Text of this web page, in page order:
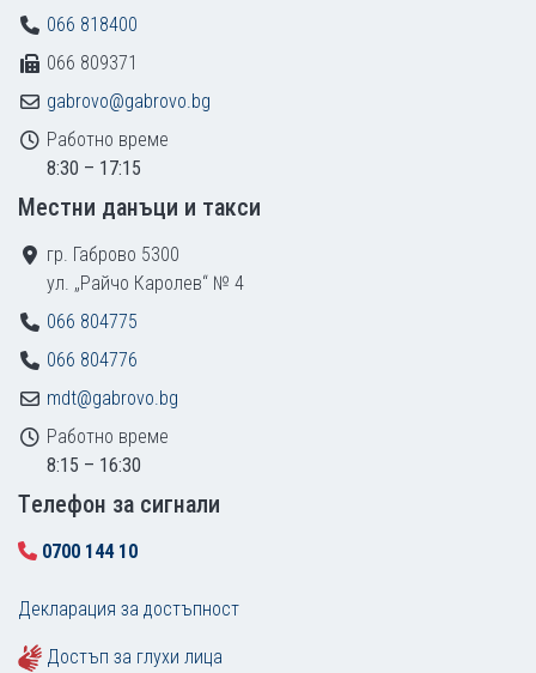
066 818400
066 809371
gabrovo@gabrovo.bg
Работно време
8:30 – 17:15
Местни данъци и такси
гр. Габрово 5300
ул. „Райчо Каролев“ № 4
066 804775
066 804776
mdt@gabrovo.bg
Работно време
8:15 – 16:30
Tелефон за сигнали
0700 144 10
Декларация за достъпност
Достъп за глухи лица